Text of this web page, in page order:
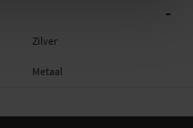
-
Zilver
Metaal